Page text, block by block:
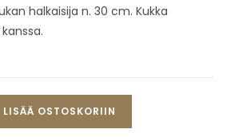
halkaisija n. 30 cm. Kukka
LISÄÄ OSTOSKORIIN